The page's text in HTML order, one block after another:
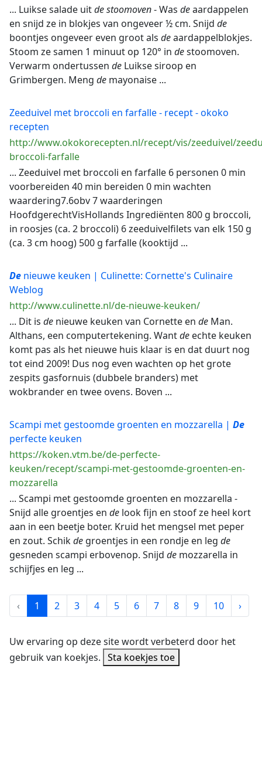
... Luikse salade uitdestoomoven- Was deaardappelen
en snijd ze in blokjes van ongeveer ½ cm. Snijd de
boontjes ongeveer even groot als deaardappelblokjes.
Stoom ze samen 1 minuut op 120° in destoomoven.
Verwarm ondertussen de Luikse siroop en
Grimbergen. Meng de mayonaise ...
Zeeduivel met broccoli en farfalle - recept - okoko
recepten
http://www.okokorecepten.nl/recept/vis/zeeduivel/
broccoli-farfalle
... Zeeduivel met broccoli en farfalle 6 personen 0 min
voorbereiden 40 min bereiden 0 min wachten
waardering7.6obv 7 waarderingen
HoofdgerechtVisHollands Ingrediënten 800 g broccoli,
in roosjes (ca. 2 broccoli) 6 zeeduivelfilets van elk 150 g
(ca. 3 cm hoog) 500 g farfalle (kooktijd ...
De nieuwe keuken | Culinette: Cornette's Culinaire
Weblog
http://www.culinette.nl/de-nieuwe-keuken/
... Dit is de nieuwe keuken van Cornette en de Man.
Althans, een computertekening. Wantde echte keuken
komt pas als het nieuwe huis klaar is en dat duurt nog
tot eind 2009! Dus nog even wachten op het grote
zespits gasfornuis (dubbele branders) met
wokbrander en twee ovens. Boven ...
Scampi met gestoomde groenten en mozzarella | De
perfecte keuken
https://koken.vtm.be/de-perfecte-
keuken/recept/scampi-met-gestoomde-groenten-en-
mozzarella
... Scampi met gestoomde groenten en mozzarella -
Snijd alle groentjes en de look fijn en stoof ze heel kort
aan in een beetje boter. Kruid het mengsel met peper
en zout. Schikde groentjes in een rondje en leg de
gesneden scampi erbovenop. Snijd de mozzarella in
schijfjes en leg ...
‹ 1 2 3 4 5 6 7 8 9 10 ›
Uw ervaring op deze site wordt verbeterd door het
gebruik van koekjes. Sta koekjes toe